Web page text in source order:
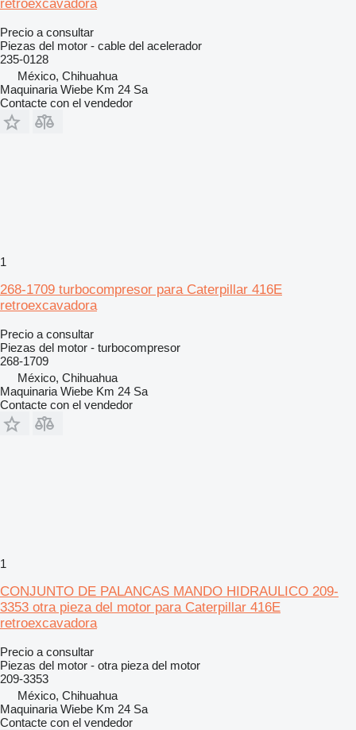
retroexcavadora
Precio a consultar
Piezas del motor - cable del acelerador
235-0128
México, Chihuahua
Maquinaria Wiebe Km 24 Sa
Contacte con el vendedor
1
268-1709 turbocompresor para Caterpillar 416E
retroexcavadora
Precio a consultar
Piezas del motor - turbocompresor
268-1709
México, Chihuahua
Maquinaria Wiebe Km 24 Sa
Contacte con el vendedor
1
CONJUNTO DE PALANCAS MANDO HIDRAULICO 209-
3353 otra pieza del motor para Caterpillar 416E
retroexcavadora
Precio a consultar
Piezas del motor - otra pieza del motor
209-3353
México, Chihuahua
Maquinaria Wiebe Km 24 Sa
Contacte con el vendedor